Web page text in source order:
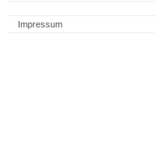
Impressum